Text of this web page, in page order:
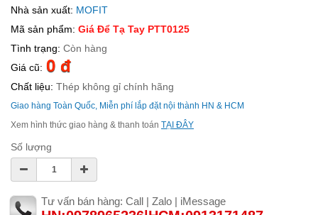
Nhà sản xuất: MOFIT
Mã sản phẩm: Giá Để Tạ Tay PTT0125
Tình trạng: Còn hàng
Giá cũ: 0 đ
Chất liệu: Thép không gỉ chính hãng
Giao hàng Toàn Quốc, Miễn phí lắp đặt nội thành HN & HCM
Xem hình thức giao hàng & thanh toán TẠI ĐÂY
Số lượng
Tư vấn bán hàng: Call | Zalo | iMessage